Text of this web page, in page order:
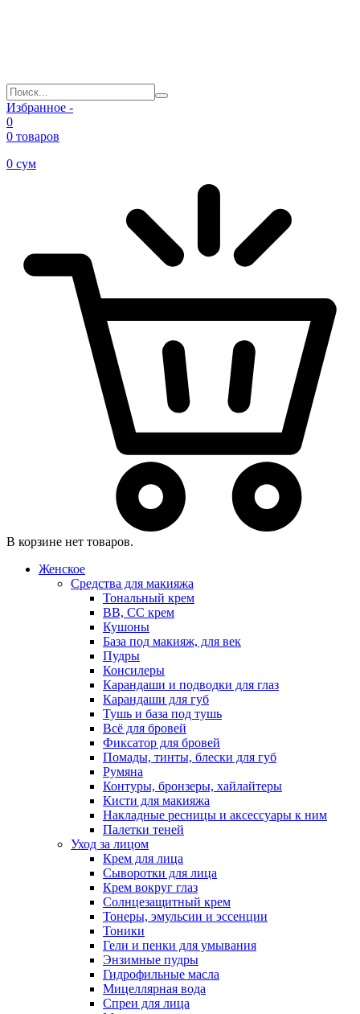
Избранное -
0
0 товаров
0 сум
В корзине нет товаров.
Женское
Средства для макияжа
Тональный крем
BB, CC крем
Кушоны
База под макияж, для век
Пудры
Консилеры
Карандаши и подводки для глаз
Карандаши для губ
Тушь и база под тушь
Всё для бровей
Фиксатор для бровей
Помады, тинты, блески для губ
Румяна
Контуры, бронзеры, хайлайтеры
Кисти для макияжа
Накладные ресницы и аксессуары к ним
Палетки теней
Уход за лицом
Крем для лица
Сыворотки для лица
Крем вокруг глаз
Солнцезащитный крем
Тонеры, эмульсии и эссенции
Тоники
Гели и пенки для умывания
Энзимные пудры
Гидрофильные масла
Мицеллярная вода
Спреи для лица